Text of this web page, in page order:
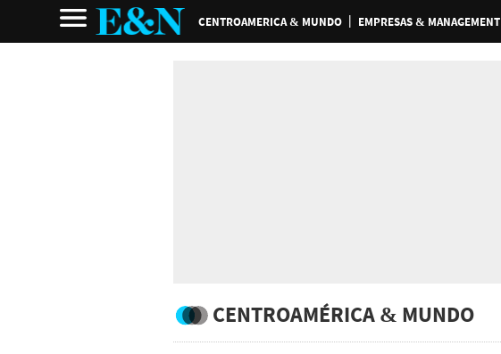
CENTROAMERICA & MUNDO EMPRESAS & MANAGEMENT
CENTROAMÉRICA & MUNDO